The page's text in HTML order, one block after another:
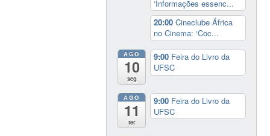
‘Informações essenc...
20:00Cineclube África
no Cinema: ‘Coc...
AGO
10
seg
9:00 Feira do Livro da
UFSC
AGO
11
ter
9:00 Feira do Livro da
UFSC